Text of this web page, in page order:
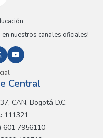
nuestros canales oficiales!
Central
CAN, Bogotá D.C.
111321
7956110